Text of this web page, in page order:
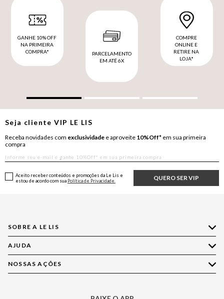
GANHE 10% OFF
NA PRIMEIRA
COMPRA*
PARCELAMENTO
EM ATÉ 6X
COMPRE
ONLINE E
RETIRE NA
LOJA*
Seja clienteVIP LE LIS
Receba novidades com exclusividade e aproveite 10%Off* em sua primeira
compra
QUERO SER VIP
Aceito receber conteúdos e promoções da Le Lis e
estou de acordo com sua Política de Privacidade.
SOBRE A LE LIS
Quem Somos
Nossas Lojas
Política de Privacidade
AJUDA
Compre pelo WhatsApp
Central de Relacionamento
NOSSAS AÇÕES